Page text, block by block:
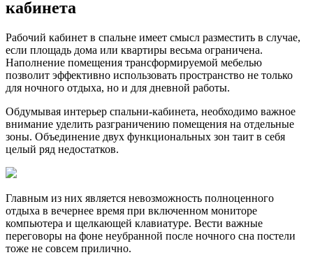
кабинета
Рабочий кабинет в спальне имеет смысл разместить в случае,
если площадь дома или квартиры весьма ограничена.
Наполнение помещения трансформируемой мебелью
позволит эффективно использовать пространство не только
для ночного отдыха, но и для дневной работы.
Обдумывая интерьер спальни-кабинета, необходимо важное
внимание уделить разграничению помещения на отдельные
зоны. Объединение двух функциональных зон таит в себя
целый ряд недостатков.
Главным из них является невозможность полноценного
отдыха в вечернее время при включенном мониторе
компьютера и щелкающей клавиатуре. Вести важные
переговоры на фоне неубранной после ночного сна постели
тоже не совсем прилично.